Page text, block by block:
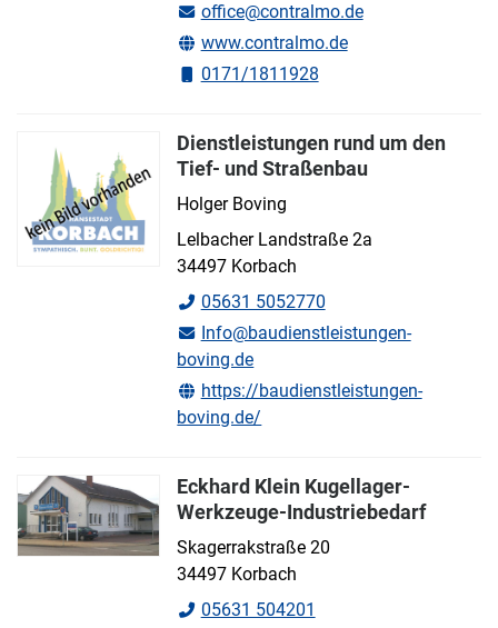
office@contralmo.de
www.contralmo.de
0171/1811928
Dienstleistungen rund um den
Tief- und Straßenbau
Holger Boving
Lelbacher Landstraße 2a
34497 Korbach
05631 5052770
Info@baudienstleistungen-
boving.de
https://baudienstleistungen-
boving.de/
Eckhard Klein Kugellager-
Werkzeuge-Industriebedarf
Skagerrakstraße 20
34497 Korbach
05631 504201